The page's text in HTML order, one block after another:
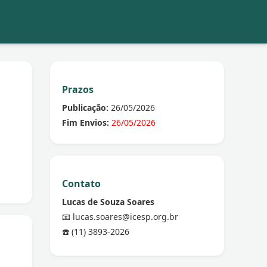
Prazos
Publicação: 26/05/2026
Fim Envios: 26/05/2026
Contato
Lucas de Souza Soares
📧 lucas.soares@icesp.org.br
☎️ (11) 3893-2026